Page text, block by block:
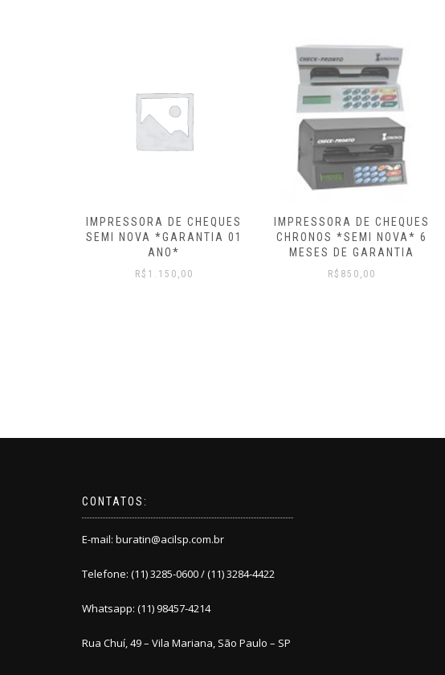
IMPRESSORA DE CHEQUES
CHRONOS *SEMI NOVA* 6
MESES DE GARANTIA
R$ 850,00
CHECKPRINTER
R$2.900,00
CONTATOS:
E-mail: buratin@acilsp.com.br
Telefone: (11) 3285-0600 / (11) 3284-4422
Whatsapp: (11) 98457-4214
Rua Chuí, 49 – Vila Mariana, São Paulo – SP